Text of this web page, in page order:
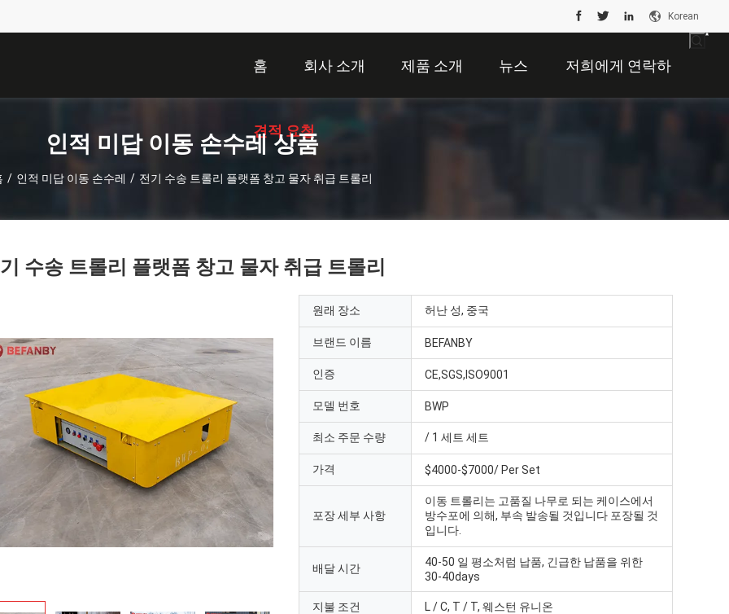
Korean
홈 회사 소개 제품 소개 뉴스 저희에게 연락하
십시오
견적 요청
인적 미답 이동 손수레 상품
/ 인적 미답 이동 손수레 / 전기 수송 트롤리 플랫폼 창고 물자 취급 트롤리
수송 트롤리 플랫폼 창고 물자 취급 트롤리
원래 장소 허난 성, 중국
브랜드 이름 BEFANBY
인증 CE,SGS,ISO9001
모델 번호 BWP
최소 주문 수량 / 1 세트 세트
가격 $4000-$7000/ Per Set
포장 세부 사항
이동 트롤리는 고품질 나무로 되는 케이스에서
방수포에 의해, 부속 발송될 것입니다 포장될 것
입니다.
배달 시간
40-50 일 평소처럼 납품, 긴급한 납품을 위한
30-40days
지불 조건 L / C, T / T, 웨스턴 유니온